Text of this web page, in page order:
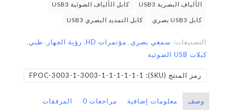
الألياف البصرية USB3 كابل الألياف الضوئية USB3
كابل USB3 بصري كابل التمديد البصري USB3
التصنيفات: سمعي بصري, مؤتمرات HD , رؤية الجهاز , طبي,
كبلات USB الضوئية
رمز المنتج (SKU): FPOC-3003-1-3003-1-1-1-1-1-1
وصف معلومات إضافية مراجعات 0 المرفقات